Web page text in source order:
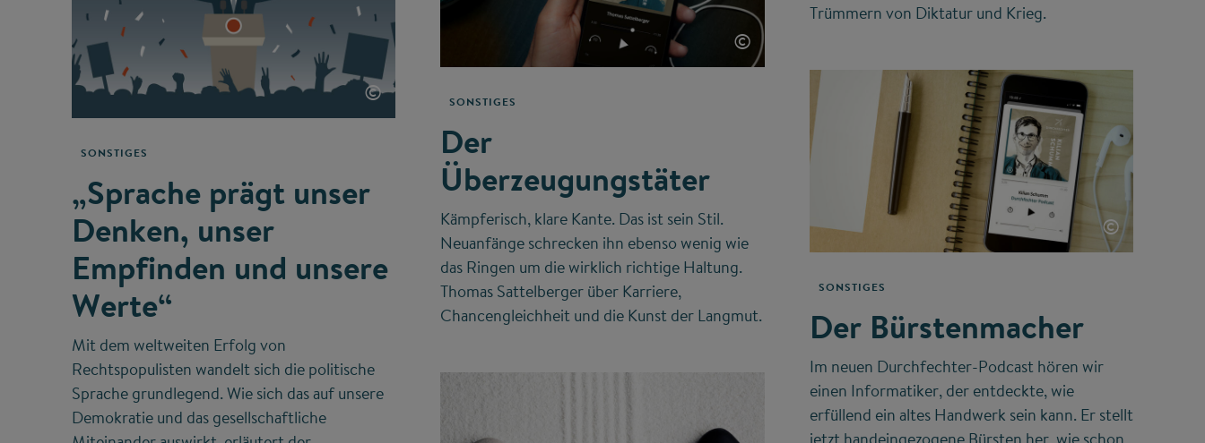
Trümmern von Diktatur und Krieg.
©
SONSTIGES
„Sprache prägt unser
Denken, unser
Empfinden und unsere
Werte“
Mit dem weltweiten Erfolg von
Rechtspopulisten wandelt sich die politische
Sprache grundlegend. Wie sich das auf unsere
Demokratie und das gesellschaftliche
©
SONSTIGES
Der
Überzeugungstäter
Kämpferisch, klare Kante. Das ist sein Stil.
Neuanfänge schrecken ihn ebenso wenig wie
das Ringen um die wirklich richtige Haltung.
Thomas Sattelberger über Karriere,
Chancengleichheit und die Kunst der Langmut.
©
SONSTIGES
Der Bürstenmacher
Im neuen Durchfechter-Podcast hören wir
einen Informatiker, der entdeckte, wie
erfüllend ein altes Handwerk sein kann. Er stellt